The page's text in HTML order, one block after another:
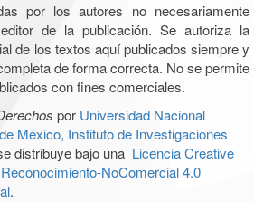
por los autores no necesariamente
de la publicación. Se autoriza la
de los textos aquí publicados siempre y
de forma correcta. No se permite
con fines comerciales.
por Universidad Nacional
México, Instituto de Investigaciones
distribuye bajo una Licencia Creative
NoComercial 4.0
.